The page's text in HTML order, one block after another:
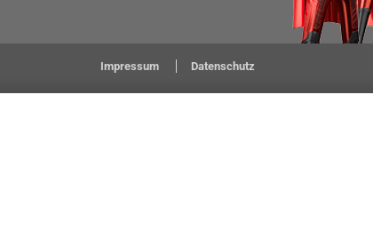
Impressum Datenschutz